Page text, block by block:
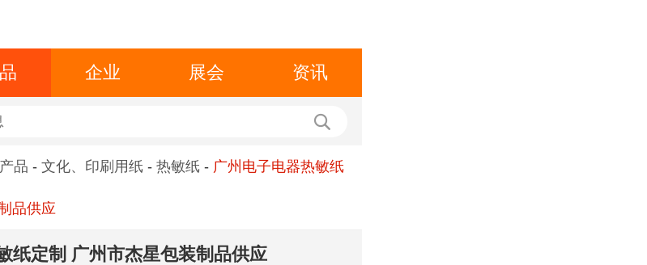
企业 展会 资讯
产品 - 文化、印刷用纸 - 热敏纸 - 广州电子电器热敏纸
品供应
纸定制 广州市杰星包装制品供应